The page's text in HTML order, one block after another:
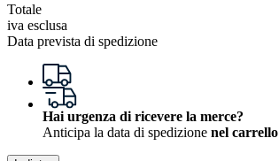
Totale
iva esclusa
Data prevista di spedizione
Hai urgenza di ricevere la merce?
Anticipa la data di spedizione nel carrello